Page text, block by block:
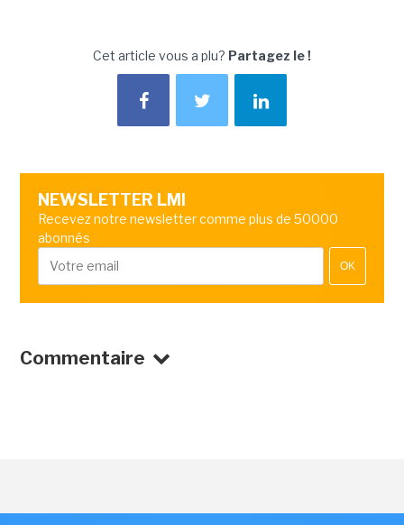
Cet article vous a plu? Partagez le !
NEWSLETTER LMI
Recevez notre newsletter comme plus de 50000
abonnés
OK
Commentaire